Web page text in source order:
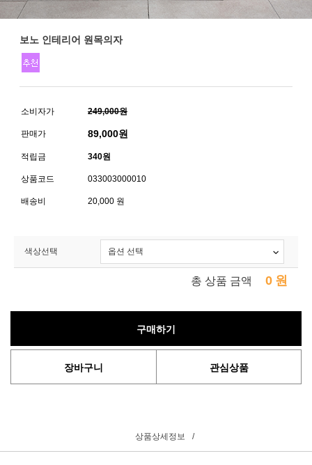
보노 인테리어 원목의자
소비자가 249,000원
판매가 89,000원
적립금 340원
상품코드 033003000010
배송비 20,000 원
색상선택
총 상품 금액 0 원
구매하기
장바구니 관심상품
상품상세정보